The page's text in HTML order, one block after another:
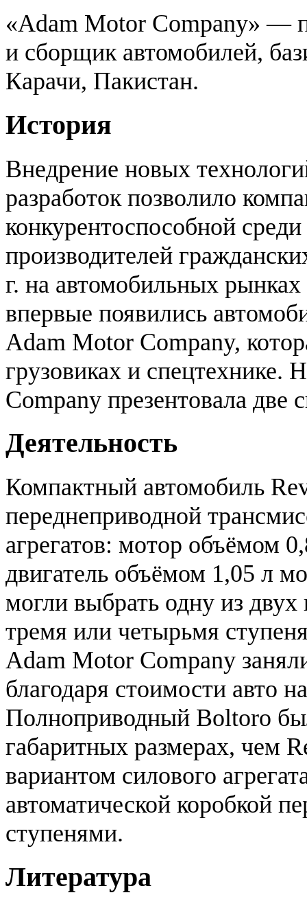
«Adam Motor Company» —
и сборщик автомобилей,
Карачи, Пакистан.
История
Внедрение новых
разработок позволило
конкурентоспособной
производителей
г. на автомобильных
впервые появились
Adam Motor Company,
грузовиках и спецтехнике.
Company презентовала
Деятельность
Компактный автомобиль
переднеприводной
агрегатов: мотор объёмом
двигатель объёмом 1,05 л
могли выбрать одну из
тремя или четырьмя
Adam Motor Company
благодаря стоимости авто
Полноприводный Boltoro
габаритных размерах, чем
вариантом силового
автоматической коробкой
ступенями.
Литература